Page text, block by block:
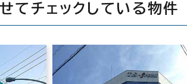
てチェックしている物件